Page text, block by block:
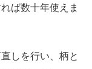
ば数十年使えま
しを行い、柄と